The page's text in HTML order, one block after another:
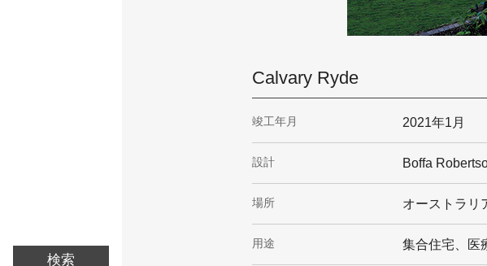
Calvary Ryde
竣工年月 2021年1月
設計 Boffa
場所 オーストラリ
用途 集合住宅、医